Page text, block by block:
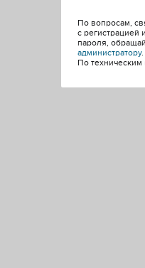
По вопросам,
с регистрацией
пароля,
администратору.
По техническим